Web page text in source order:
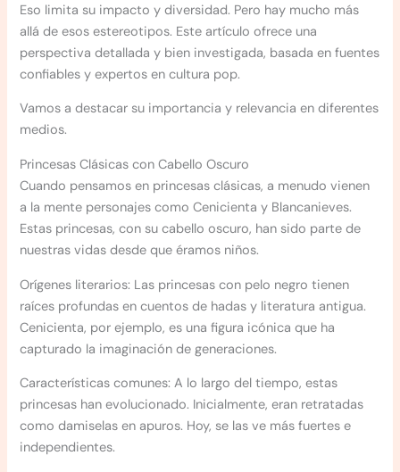
Eso limita su impacto y diversidad. Pero hay mucho más
allá de esos estereotipos. Este artículo ofrece una
perspectiva detallada y bien investigada, basada en fuentes
confiables y expertos en cultura pop.
Vamos a destacar su importancia y relevancia en diferentes
medios.
Princesas Clásicas con Cabello Oscuro
Cuando pensamos en princesas clásicas, a menudo vienen
a la mente personajes como Cenicienta y Blancanieves.
Estas princesas, con su cabello oscuro, han sido parte de
nuestras vidas desde que éramos niños.
Orígenes literarios: Las princesas con pelo negro tienen
raíces profundas en cuentos de hadas y literatura antigua.
Cenicienta, por ejemplo, es una figura icónica que ha
capturado la imaginación de generaciones.
Características comunes: A lo largo del tiempo, estas
princesas han evolucionado. Inicialmente, eran retratadas
como damiselas en apuros. Hoy, se las ve más fuertes e
independientes.